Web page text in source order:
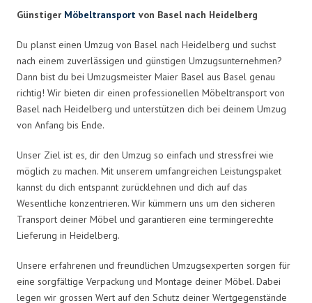
Günstiger Möbeltransport von Basel nach Heidelberg
Du planst einen Umzug von Basel nach Heidelberg und suchst
nach einem zuverlässigen und günstigen Umzugsunternehmen?
Dann bist du bei Umzugsmeister Maier Basel aus Basel genau
richtig! Wir bieten dir einen professionellen Möbeltransport von
Basel nach Heidelberg und unterstützen dich bei deinem Umzug
von Anfang bis Ende.
Unser Ziel ist es, dir den Umzug so einfach und stressfrei wie
möglich zu machen. Mit unserem umfangreichen Leistungspaket
kannst du dich entspannt zurücklehnen und dich auf das
Wesentliche konzentrieren. Wir kümmern uns um den sicheren
Transport deiner Möbel und garantieren eine termingerechte
Lieferung in Heidelberg.
Unsere erfahrenen und freundlichen Umzugsexperten sorgen für
eine sorgfältige Verpackung und Montage deiner Möbel. Dabei
legen wir grossen Wert auf den Schutz deiner Wertgegenstände